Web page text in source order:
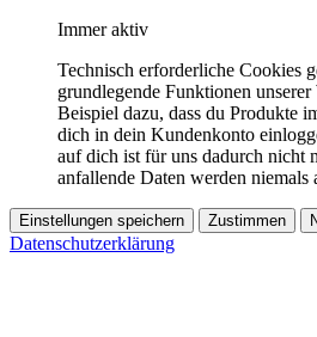
Immer aktiv
Technisch erforderliche Cookies
grundlegende Funktionen
Beispiel dazu, dass du Produkte
dich in dein Kundenkonto
auf dich ist für uns dadurch nicht
anfallende Daten werden niemals
Einstellungen speichern Zustimmen
Datenschutzerklärung